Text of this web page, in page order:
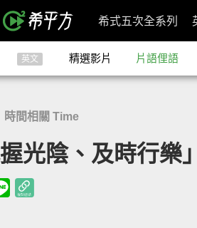
希式五次全系列
英文 精選影片 片語俚語
時間相關 Time
握光陰、及時行